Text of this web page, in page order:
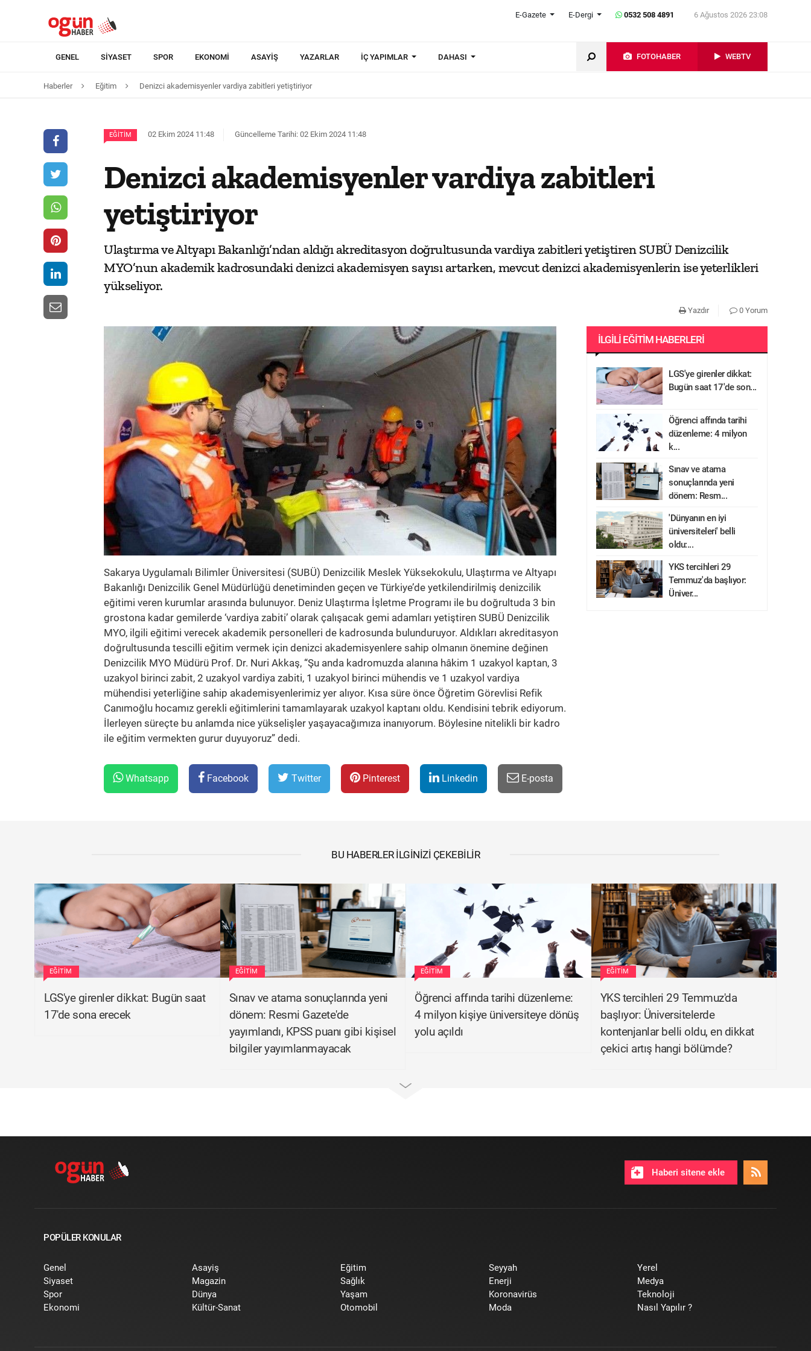
E-Gazete E-Dergi 0532 508 4891 6 Ağustos 2026 23:08
GENEL SIYASET SPOR EKONOMI ASAYIŞ YAZARLAR İÇ YAPIMLAR DAHASI FOTOHABER WEBTV
Haberler Eğitim Denizci akademisyenler vardiya zabitleri yetiştiriyor
EĞITIM 02 Ekim 2024 11:48 Güncelleme Tarihi: 02 Ekim 2024 11:48
Denizci akademisyenler vardiya zabitleri
yetiştiriyor
Ulaştırma ve Altyapı Bakanlığı’ndan aldığı akreditasyon doğrultusunda vardiya zabitleri yetiştiren SUBÜ Denizcilik
MYO’nun akademik kadrosundaki denizci akademisyen sayısı artarken, mevcut denizci akademisyenlerin ise yeterlikleri
yükseliyor.
Yazdır 0 Yorum
Sakarya Uygulamalı Bilimler Üniversitesi (SUBÜ) Denizcilik Meslek Yüksekokulu, Ulaştırma ve Altyapı
Bakanlığı Denizcilik Genel Müdürlüğü denetiminden geçen ve Türkiye’de yetkilendirilmiş denizcilik
eğitimi veren kurumlar arasında bulunuyor. Deniz Ulaştırma İşletme Programı ile bu doğrultuda 3 bin
grostona kadar gemilerde ‘vardiya zabiti’ olarak çalışacak gemi adamları yetiştiren SUBÜ Denizcilik
MYO, ilgili eğitimi verecek akademik personelleri de kadrosunda bulunduruyor. Aldıkları akreditasyon
doğrultusunda tescilli eğitim vermek için denizci akademisyenlere sahip olmanın önemine değinen
Denizcilik MYO Müdürü Prof. Dr. Nuri Akkaş, “Şu anda kadromuzda alanına hâkim 1 uzakyol kaptan, 3
uzakyol birinci zabit, 2 uzakyol vardiya zabiti, 1 uzakyol birinci mühendis ve 1 uzakyol vardiya
mühendisi yeterliğine sahip akademisyenlerimiz yer alıyor. Kısa süre önce Öğretim Görevlisi Refik
Canımoğlu hocamız gerekli eğitimlerini tamamlayarak uzakyol kaptanı oldu. Kendisini tebrik ediyorum.
İlerleyen süreçte bu anlamda nice yükselişler yaşayacağımıza inanıyorum. Böylesine nitelikli bir kadro
ile eğitim vermekten gurur duyuyoruz” dedi.
Whatsapp Facebook Twitter Pinterest Linkedin E-posta
İLGILI EĞITIM HABERLERI
LGS'ye girenler dikkat:
Bugün saat 17'de son...
Öğrenci affında tarihi
düzenleme: 4 milyon
k...
Sınav ve atama
sonuçlarında yeni
dönem: Resm...
'Dünyanın en iyi
üniversiteleri' belli
oldu:...
YKS tercihleri 29
Temmuz'da başlıyor:
Üniver...
BU HABERLER İLGINIZI ÇEKEBILIR
EĞITIM
LGS'ye girenler dikkat: Bugün saat
17'de sona erecek
EĞITIM
Sınav ve atama sonuçlarında yeni
dönem: Resmi Gazete'de
yayımlandı, KPSS puanı gibi kişisel
bilgiler yayımlanmayacak
EĞITIM
Öğrenci affında tarihi düzenleme:
4 milyon kişiye üniversiteye dönüş
yolu açıldı
EĞITIM
YKS tercihleri 29 Temmuz'da
başlıyor: Üniversitelerde
kontenjanlar belli oldu, en dikkat
çekici artış hangi bölümde?
Haberi sitene ekle
POPÜLER KONULAR
Genel
Siyaset
Spor
Ekonomi
Asayiş
Magazin
Dünya
Kültür-Sanat
Eğitim
Sağlık
Yaşam
Otomobil
Seyyah
Enerji
Koronavirüs
Moda
Yerel
Medya
Teknoloji
Nasıl Yapılır ?